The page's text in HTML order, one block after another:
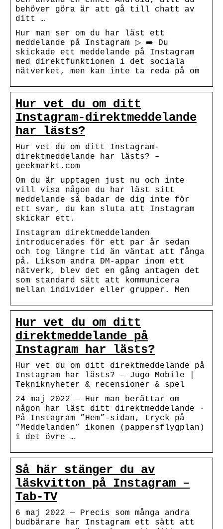
behöver göra är att gå till chatt av
ditt …
Hur man ser om du har läst ett
meddelande på Instagram ▷ ➡️ Du
skickade ett meddelande på Instagram
med direktfunktionen i det sociala
nätverket, men kan inte ta reda på om
Hur vet du om ditt
Instagram-direktmeddelande
har lästs?
Hur vet du om ditt Instagram-
direktmeddelande har lästs? –
geekmarkt.com
Om du är upptagen just nu och inte
vill visa någon du har läst sitt
meddelande så badar de dig inte för
ett svar, du kan sluta att Instagram
skickar ett.
Instagram direktmeddelanden
introducerades för ett par år sedan
och tog längre tid än väntat att fånga
på. Liksom andra DM-appar inom ett
nätverk, blev det en gång antagen det
som standard sätt att kommunicera
mellan individer eller grupper. Men
Hur vet du om ditt
direktmeddelande på
Instagram har lästs?
Hur vet du om ditt direktmeddelande på
Instagram har lästs? – Jugo Mobile |
Tekniknyheter & recensioner & spel
24 maj 2022 — Hur man berättar om
någon har läst ditt direktmeddelande ·
På Instagram ”Hem”-sidan, tryck på
”Meddelanden” ikonen (pappersflygplan)
i det övre …
Så här stänger du av
läskvitton på Instagram –
Tab-TV
6 maj 2022 — Precis som många andra
budbärare har Instagram ett sätt att